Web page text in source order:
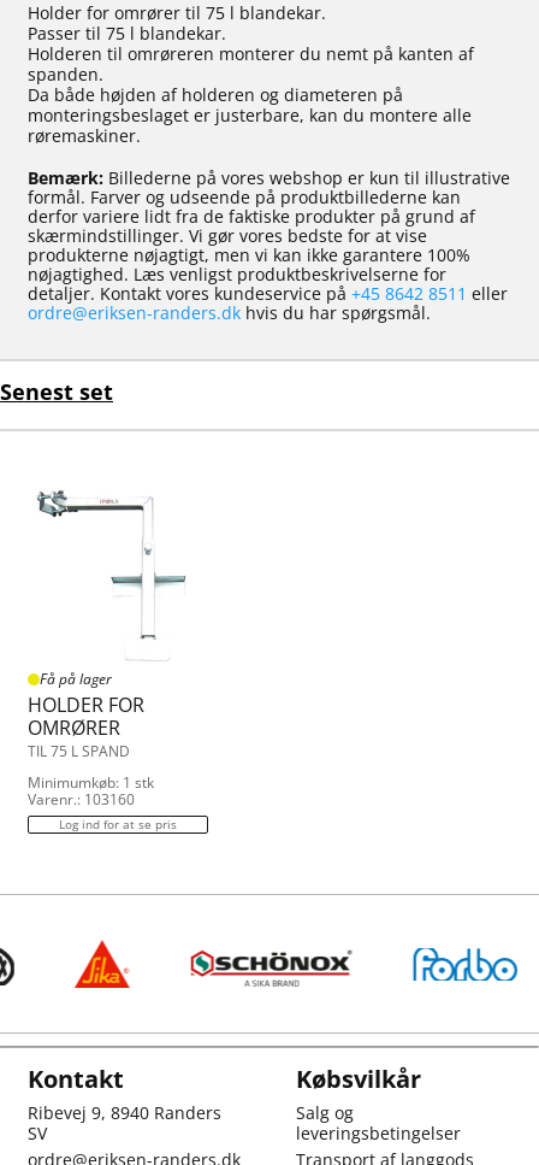
Holder for omrører til 75 l blandekar.
Passer til 75 l blandekar.
Holderen til omrøreren monterer du nemt på kanten af
spanden.
Da både højden af holderen og diameteren på
monteringsbeslaget er justerbare, kan du montere alle
røremaskiner.
Bemærk: Billederne på vores webshop er kun til illustrative
formål. Farver og udseende på produktbillederne kan
derfor variere lidt fra de faktiske produkter på grund af
skærmindstillinger. Vi gør vores bedste for at vise
produkterne nøjagtigt, men vi kan ikke garantere 100%
nøjagtighed. Læs venligst produktbeskrivelserne for
detaljer. Kontakt vores kundeservice på +45 8642 8511 eller
ordre@eriksen-randers.dk hvis du har spørgsmål.
Senest set
Få på lager
HOLDER FOR
OMRØRER
TIL 75 L SPAND
Minimumkøb: 1 stk
Varenr.: 103160
Log ind for at se pris
Kontakt
Ribevej 9, 8940 Randers
SV
ordre@eriksen-randers.dk
Købsvilkår
Salg og
leveringsbetingelser
Transport af langgods